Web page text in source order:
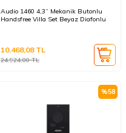
Audio 1460 4,3” Mekanik Butonlu
Handsfree Villa Set Beyaz Diafonlu
24.924,00TL
10.468,08TL
%58